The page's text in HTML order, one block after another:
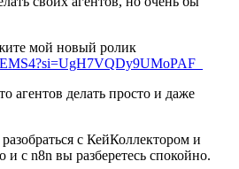
мой новый ролик
агентов делать просто и даже
с КейКоллектором и
и с n8n вы разберетесь спокойно.